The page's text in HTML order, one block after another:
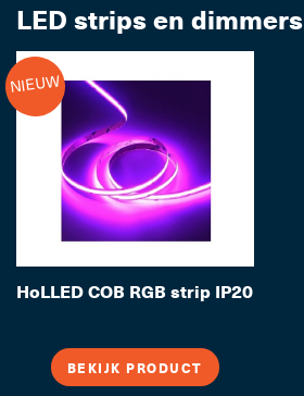
LED strips en dimmers
HoLLED COB RGB strip IP20
NIEUW
BEKIJK PRODUCT